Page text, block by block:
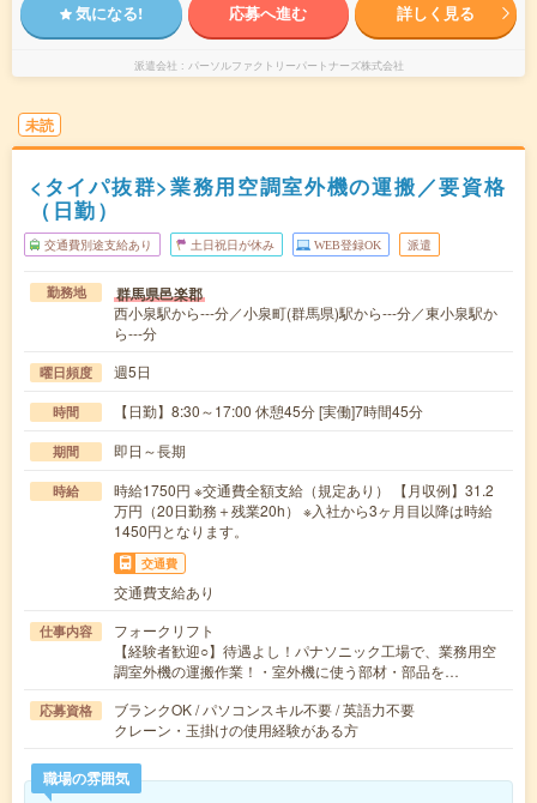
気になる! 応募へ進む 詳しく見る
派遣会社 パーソルファクトリーパートナーズ株式会社
未読
<タイパ抜群>業務用空調室外機の運搬／要資格
（日勤）
交通費別途支給あり 土日祝日が休み WEB登録OK 派遣
勤務地 群馬県邑楽郡
西小泉駅から---分／小泉町(群馬県)駅から---分／東小泉駅か
ら---分
曜日頻度 週5日
時間 【日勤】8:30～17:00 休憩45分 [実働]7時間45分
期間 即日～長期
時給
時給1750円 ※交通費全額支給（規定あり） 【月収例】31.2
万円（20日勤務＋残業20h） ※入社から3ヶ月目以降は時給
1450円となります。
交通費
交通費支給あり
仕事内容
フォークリフト
【経験者歓迎○】待遇よし！パナソニック工場で、業務用空
調室外機の運搬作業！・室外機に使う部材・部品を…
応募資格
ブランクOK / パソコンスキル不要 / 英語力不要
クレーン・玉掛けの使用経験がある方
職場の雰囲気